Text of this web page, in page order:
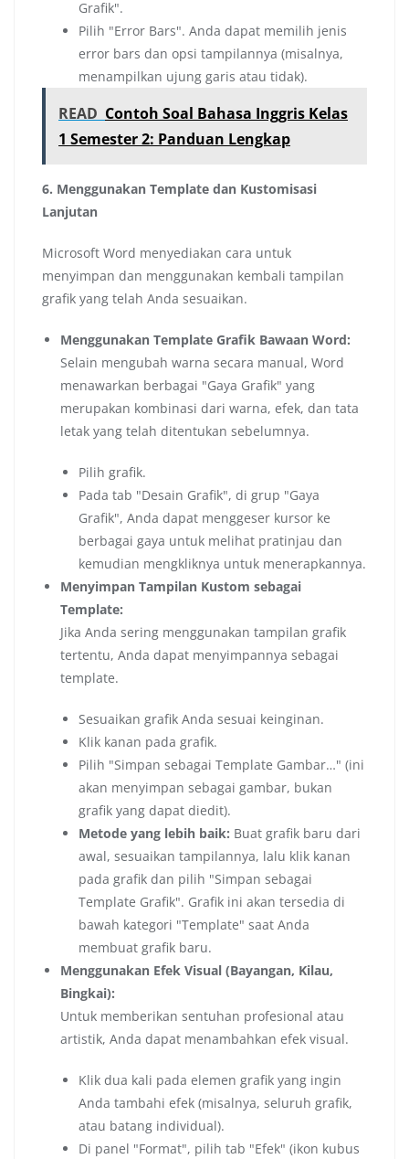
Grafik".
Pilih "Error Bars". Anda dapat memilih jenis
error bars dan opsi tampilannya (misalnya,
menampilkan ujung garis atau tidak).
READ Contoh Soal Bahasa Inggris Kelas
1 Semester 2: Panduan Lengkap
6. Menggunakan Template dan Kustomisasi
Lanjutan
Microsoft Word menyediakan cara untuk
menyimpan dan menggunakan kembali tampilan
grafik yang telah Anda sesuaikan.
Menggunakan Template Grafik Bawaan Word:
Selain mengubah warna secara manual, Word
menawarkan berbagai "Gaya Grafik" yang
merupakan kombinasi dari warna, efek, dan tata
letak yang telah ditentukan sebelumnya.
Pilih grafik.
Pada tab "Desain Grafik", di grup "Gaya
Grafik", Anda dapat menggeser kursor ke
berbagai gaya untuk melihat pratinjau dan
kemudian mengkliknya untuk menerapkannya.
Menyimpan Tampilan Kustom sebagai
Template:
Jika Anda sering menggunakan tampilan grafik
tertentu, Anda dapat menyimpannya sebagai
template.
Sesuaikan grafik Anda sesuai keinginan.
Klik kanan pada grafik.
Pilih "Simpan sebagai Template Gambar…" (ini
akan menyimpan sebagai gambar, bukan
grafik yang dapat diedit).
Metode yang lebih baik: Buat grafik baru dari
awal, sesuaikan tampilannya, lalu klik kanan
pada grafik dan pilih "Simpan sebagai
Template Grafik". Grafik ini akan tersedia di
bawah kategori "Template" saat Anda
membuat grafik baru.
Menggunakan Efek Visual (Bayangan, Kilau,
Bingkai):
Untuk memberikan sentuhan profesional atau
artistik, Anda dapat menambahkan efek visual.
Klik dua kali pada elemen grafik yang ingin
Anda tambahi efek (misalnya, seluruh grafik,
atau batang individual).
Di panel "Format", pilih tab "Efek" (ikon kubus